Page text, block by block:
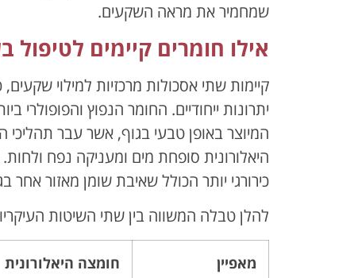
שמחמיר את מראה השקעים.
אילו חומרים קיימים
קיימות שתי אסכולות מרכזיות למילוי
יתרונות ייחודיים. החומר הנפוץ והפופולרי
המיוצר באופן טבעי בגוף, אשר עבר
היאלורונית סופחת מים ומעניקה נפח
כירורגי יותר הכולל שאיבת שומן מאזור אחר
להלן טבלה המשווה בין שתי השיטות
מאפיין חומצה היאלורונית